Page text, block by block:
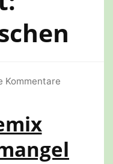
Kommentare